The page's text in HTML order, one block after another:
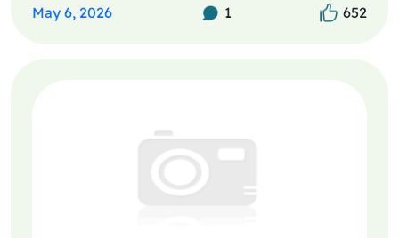
652
1
May 6, 2026